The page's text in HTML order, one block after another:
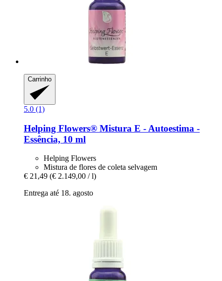
Carrinho
5.0 (1)
Helping Flowers® Mistura E -​ Autoestima -​
Essência, 10 ml
Helping Flowers
Mistura de flores de coleta selvagem
€ 21,49 (€ 2.149,00 / l)
Entrega até 18. agosto